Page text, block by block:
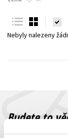
Young adult (SK)
Nebyly nalezeny
Budete to
Zajímá Vás, jaký